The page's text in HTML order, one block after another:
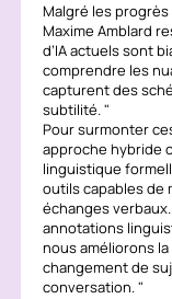
Malgré les progrès
Maxime Amblard
d’IA actuels sont
comprendre les
capturent des
subtilité.
Pour surmonter
approche hybride
linguistique
outils capables de
échanges verbaux.
annotations
nous améliorons
changement de
conversation.